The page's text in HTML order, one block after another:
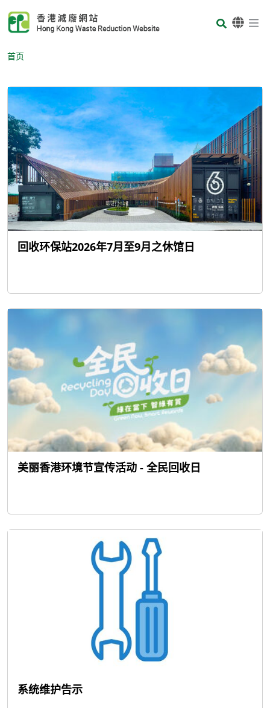
Body
首页
回收环保站2026年7月至9月之休馆日
美丽香港环境节宣传活动 - 全民回收日
系统维护告示